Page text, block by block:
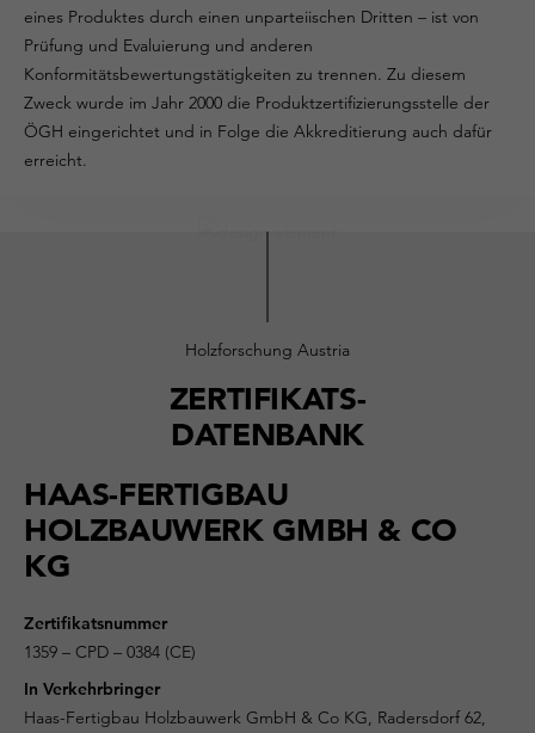
eines Produktes durch einen unparteiischen Dritten – ist von
Prüfung und Evaluierung und anderen
Konformitätsbewertungstätigkeiten zu trennen. Zu diesem
Zweck wurde im Jahr 2000 die Produktzertifizierungsstelle der
ÖGH eingerichtet und in Folge die Akkreditierung auch dafür
erreicht.
Holzforschung Austria
ZERTIFIKATS-
DATENBANK
HAAS-FERTIGBAU
HOLZBAUWERK GMBH & CO
KG
Zertifikatsnummer
1359 – CPD – 0384 (CE)
In Verkehrbringer
Haas-Fertigbau Holzbauwerk GmbH & Co KG, Radersdorf 62,